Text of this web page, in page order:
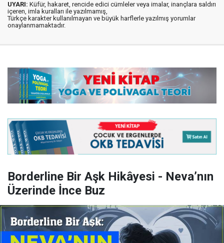
UYARI: Küfür, hakaret, rencide edici cümleler veya imalar, inançlara saldırı
içeren, imla kuralları ile yazılmamış,
Türkçe karakter kullanılmayan ve büyük harflerle yazılmış yorumlar
onaylanmamaktadır.
Borderline Bir Aşk Hikâyesi - Neva’nın
Üzerinde İnce Buz